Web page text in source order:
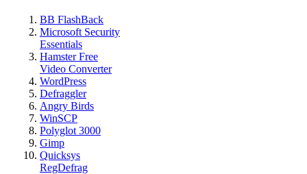
BB FlashBack
Microsoft Security
Essentials
Hamster Free
Video Converter
WordPress
Defraggler
Angry Birds
WinSCP
Polyglot 3000
Gimp
Quicksys
RegDefrag